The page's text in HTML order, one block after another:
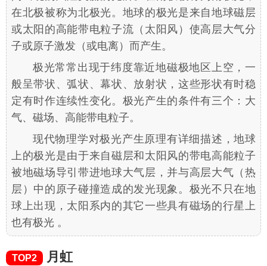
在北极被称为北极光。地球的极光是来自地球磁层
或太阳的高能带电粒子流（太阳风）使高层大气分
子或原子激发（或电离）而产生。
极光常常出现于纬度靠近地磁极地区上空，一
般呈带状、弧状、幕状、放射状，这些形状有时稳
定有时作连续性变化。极光产生的条件有三个：大
气、磁场、高能带电粒子。
现代物理学对极光产生原理有详细描述，地球
上的极光是由于来自磁层和太阳风的带电高能粒子
被地磁场导引带进地球大气层，并与高层大气（热
层）中的原子碰撞造成的发光现象。极光不只在地
球上出现，太阳系内的其它一些具有磁场的行星上
也有极光 。
TOP2 月虹